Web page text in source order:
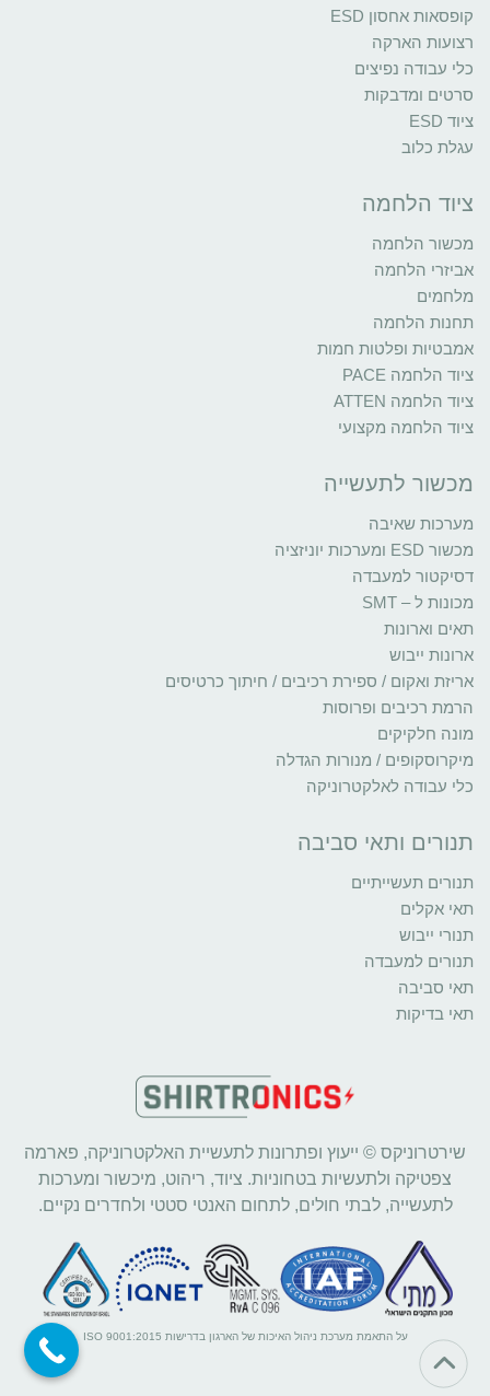
קופסאות אחסון ESD
רצועות הארקה
כלי עבודה נפיצים
סרטים ומדבקות
ציוד ESD
עגלת כלוב
ציוד הלחמה
מכשור הלחמה
אביזרי הלחמה
מלחמים
תחנות הלחמה
אמבטיות ופלטות חמות
ציוד הלחמה PACE
ציוד הלחמה ATTEN
ציוד הלחמה מקצועי
מכשור לתעשייה
מערכות שאיבה
מכשור ESD ומערכות יוניזציה
דסיקטור למעבדה
מכונות ל – SMT
תאים וארונות
ארונות ייבוש
אריזת ואקום / ספירת רכיבים / חיתוך כרטיסים
הרמת רכיבים ופרוסות
מונה חלקיקים
מיקרוסקופים / מנורות הגדלה
כלי עבודה לאלקטרוניקה
תנורים ותאי סביבה
תנורים תעשייתיים
תאי אקלים
תנורי ייבוש
תנורים למעבדה
תאי סביבה
תאי בדיקות
שירטרוניקס © ייעוץ ופתרונות לתעשיית האלקטרוניקה, פארמה
צפטיקה ולתעשיות בטחוניות. ציוד, ריהוט, מיכשור ומערכות
לתעשייה, לבתי חולים, לתחום האנטי סטטי ולחדרים נקיים.
על התאמת מערכת ניהול האיכות של הארגון בדרישות ISO 9001:2015